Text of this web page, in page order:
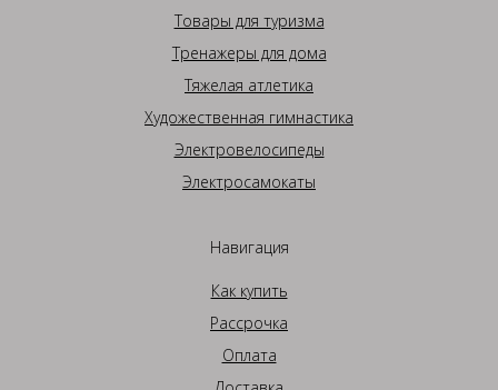
Товары для туризма
Тренажеры для дома
Тяжелая атлетика
Художественная гимнастика
Электровелосипеды
Электросамокаты
Навигация
Как купить
Рассрочка
Оплата